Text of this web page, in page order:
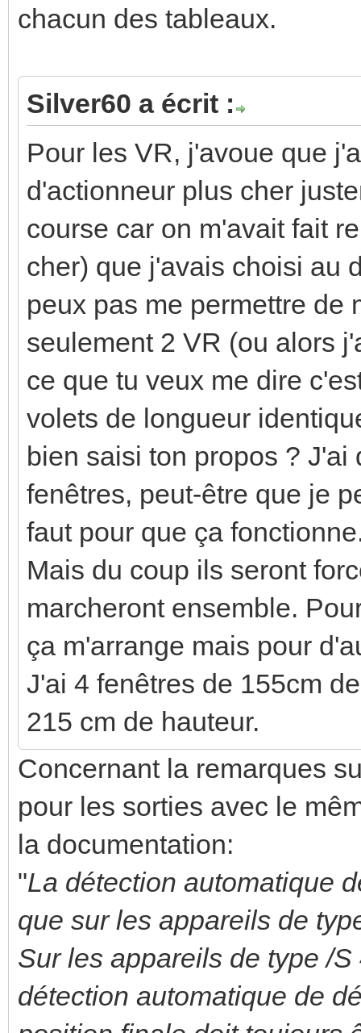
chacun des tableaux.
Silver60 a écrit :
Pour les VR, j'avoue que
d'actionneur plus cher
course car on m'avait fait
cher) que j'avais choisi au
peux pas me permettre de
seulement 2 VR (ou alors
ce que tu veux me dire
volets de longueur
bien saisi ton propos ?
fenêtres, peut-être que je
faut pour que ça
Mais du coup ils seront
marcheront ensemble.
ça m'arrange mais pour
J'ai 4 fenêtres de 155cm
215 cm de hauteur.
Concernant la remarques
pour les sorties avec le
la documentation:
"La détection automatique
que sur les appareils de
Sur les appareils de type /
détection automatique de